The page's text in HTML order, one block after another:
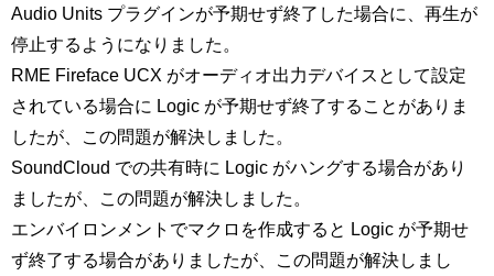
Audio Units プラグインが予期せず終了した場合に、再生が
停止するようになりました。
RME Fireface UCX がオーディオ出力デバイスとして設定
されている場合に Logic が予期せず終了することがありま
したが、この問題が解決しました。
SoundCloud での共有時に Logic がハングする場合があり
ましたが、この問題が解決しました。
エンバイロンメントでマクロを作成すると Logic が予期せ
ず終了する場合がありましたが、この問題が解決しまし